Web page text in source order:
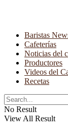
Baristas
Cafeterías
Noticias del
Productores
Videos del
Recetas
No Result
View All Result